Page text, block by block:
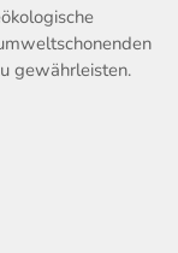
gewährleisten.